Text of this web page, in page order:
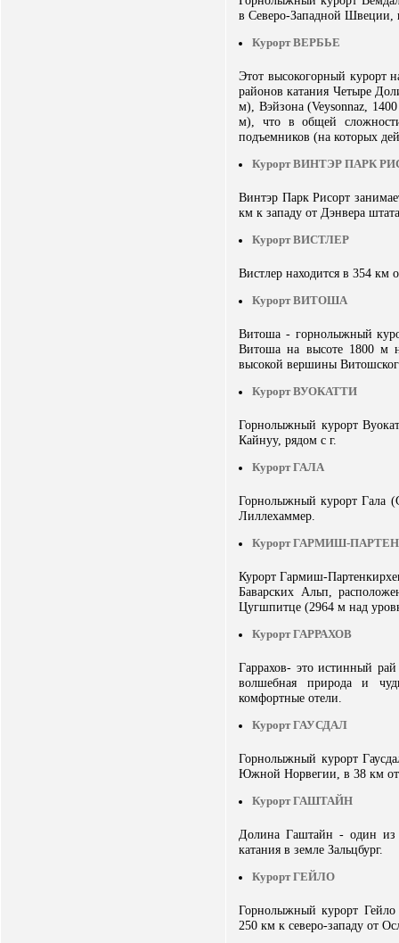
в Северо-Западной Швеции,
Курорт ВЕРБЬЕ
Этот высокогорный курорт
районов катания Четыре
м), Вэйзона (Veysonnaz,
м), что в общей
подъемников (на которых
Курорт ВИНТЭР ПАРК
Винтэр Парк Рисорт
км к западу от Дэнвера
Курорт ВИСТЛЕР
Вистлер находится в 354 км
Курорт ВИТОША
Витоша - горнолыжный
Витоша на высоте 1800 м
высокой вершины
Курорт ВУОКАТТИ
Горнолыжный курорт
Кайнуу, рядом с г.
Курорт ГАЛА
Горнолыжный курорт Гала
Лиллехаммер.
Курорт ГАРМИШ-
Курорт Гармиш-
Баварских Альп,
Цугшпитце (2964 м над
Курорт ГАРРАХОВ
Гаррахов- это истинный
волшебная природа и
комфортные отели.
Курорт ГАУСДАЛ
Горнолыжный курорт
Южной Норвегии, в 38 км от
Курорт ГАШТАЙН
Долина Гаштайн - один из
катания в земле Зальцбург.
Курорт ГЕЙЛО
Горнолыжный курорт
250 км к северо-западу от